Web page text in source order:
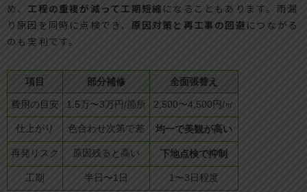
め、 工程の重複が減って工期短縮 になることもあります。雨漏
り原因を同時に点検でき、 原因対策と再工事の回避 につながる
のも実利です。
項目 部分補修 全面張替え
費用の目安 1.5万〜3万円/箇所 2,500〜4,500円/㎡
仕上がり 色合わせ次第で差 均一で美観が高い
再発リスク 原因残ると高い 下地点検で抑制
工期 半日〜1日 1〜3日程度